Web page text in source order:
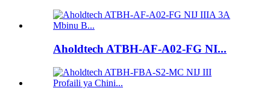
Aholdtech ATBH-AF-A02-FG NI...